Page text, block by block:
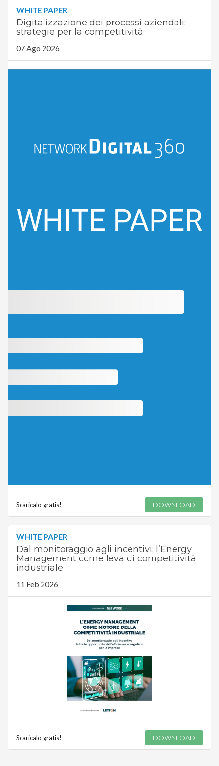
WHITE PAPER
Digitalizzazione dei processi aziendali:
strategie per la competitività
07 Ago 2026
Scaricalo gratis! DOWNLOAD
WHITE PAPER
Dal monitoraggio agli incentivi: l’Energy
Management come leva di competitività
industriale
11 Feb 2026
Scaricalo gratis! DOWNLOAD